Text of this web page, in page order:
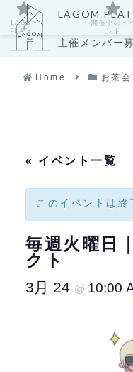
LAGOM
主催メンバー
Home お茶
« イベント一覧
このイベントは終
毎週火曜日
クト
3月 24 @ 10:00
LAGOM
PLATs
開催中のイ
ント